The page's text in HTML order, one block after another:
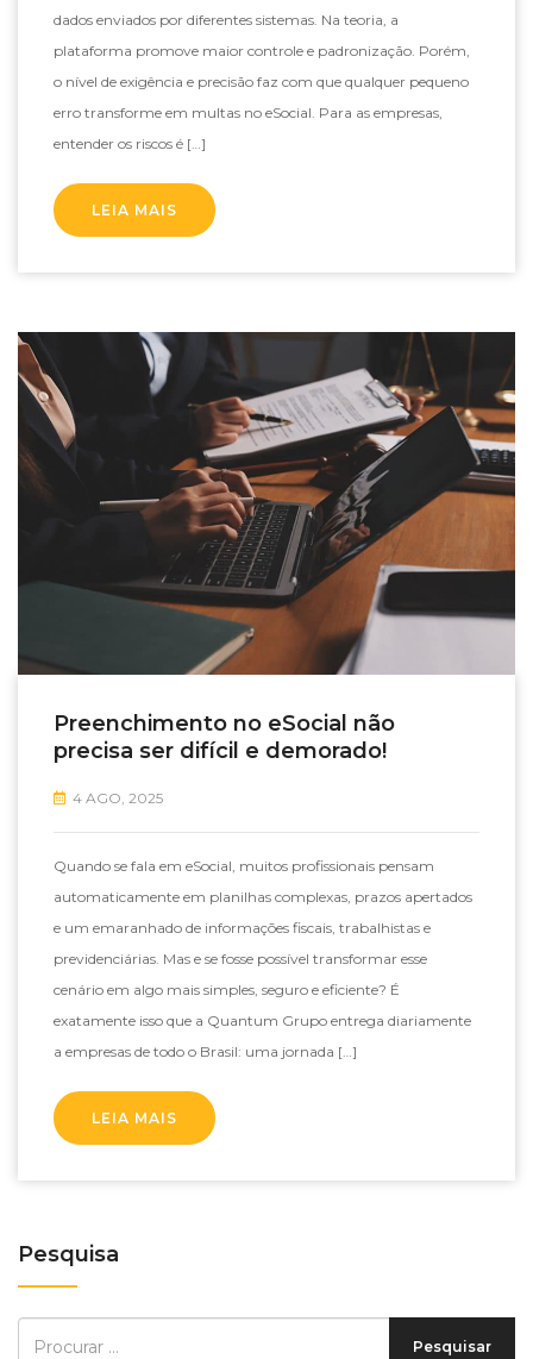
dados enviados por diferentes sistemas. Na teoria, a
plataforma promove maior controle e padronização. Porém,
o nível de exigência e precisão faz com que qualquer pequeno
erro transforme em multas no eSocial. Para as empresas,
entender os riscos é […]
LEIA MAIS
Preenchimento no eSocial não
precisa ser difícil e demorado!
4 AGO, 2025
Quando se fala em eSocial, muitos profissionais pensam
automaticamente em planilhas complexas, prazos apertados
e um emaranhado de informações fiscais, trabalhistas e
previdenciárias. Mas e se fosse possível transformar esse
cenário em algo mais simples, seguro e eficiente? É
exatamente isso que a Quantum Grupo entrega diariamente
a empresas de todo o Brasil: uma jornada […]
LEIA MAIS
Pesquisa